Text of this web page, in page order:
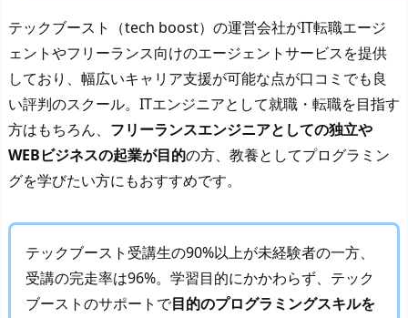
テックブースト（tech boost）の運営会社がIT転職エージ
ェントやフリーランス向けのエージェントサービスを提供
しており、幅広いキャリア支援が可能な点が口コミでも良
い評判のスクール。ITエンジニアとして就職・転職を目指す
方はもちろん、 フリーランスエンジニアとしての独立や
WEBビジネスの起業が目的の方、教養としてプログラミン
グを学びたい方にもおすすめです。
テックブースト受講生の90%以上が未経験者の一方、
受講の完走率は96%。学習目的にかかわらず、テック
ブーストのサポートで目的のプログラミングスキルを